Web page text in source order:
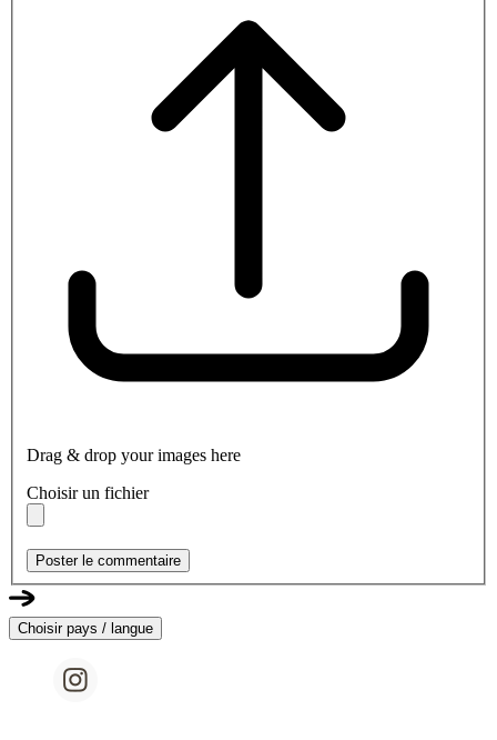
Drag & drop your images here
Choisir un fichier
Poster le commentaire
Choisir pays / langue